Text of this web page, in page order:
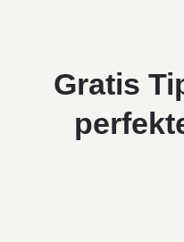
Gratis